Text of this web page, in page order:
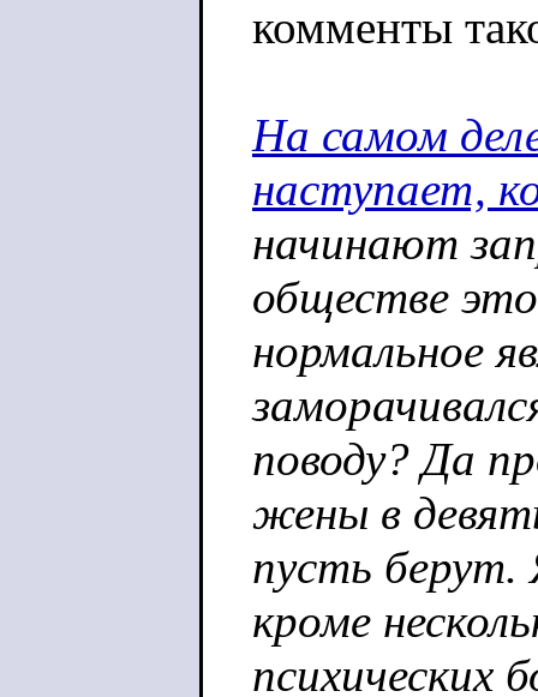
комменты
На самом
наступает,
начинают
обществе
нормальное
поводу? Да
жены в
пусть
кроме
психических